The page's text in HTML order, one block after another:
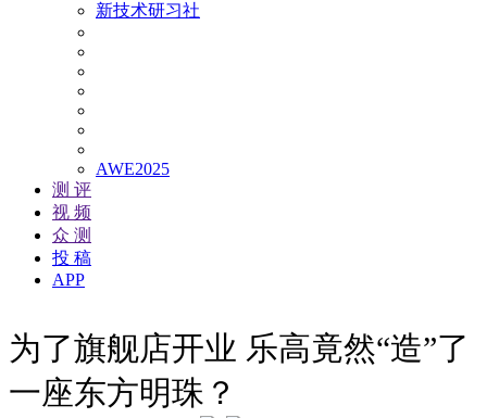
新技术研习社
AWE2025
测 评
视 频
众 测
投 稿
APP